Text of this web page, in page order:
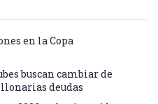
en la Copa
buscan cambiar de
deudas